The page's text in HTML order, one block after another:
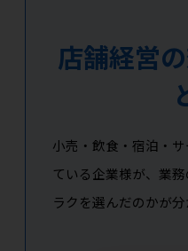
店舗経営
小売・飲食・宿泊・
ている企業様が、業
ラクを選んだのかが分